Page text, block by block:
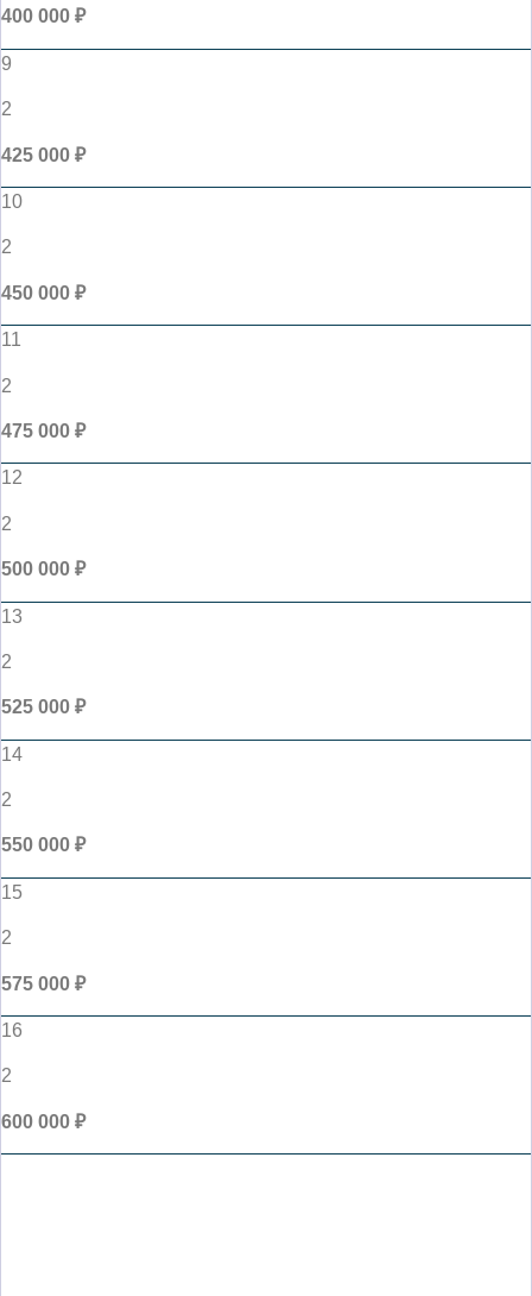
400 000 ₽
9
2
425 000 ₽
10
2
450 000 ₽
11
2
475 000 ₽
12
2
500 000 ₽
13
2
525 000 ₽
14
2
550 000 ₽
15
2
575 000 ₽
16
2
600 000 ₽